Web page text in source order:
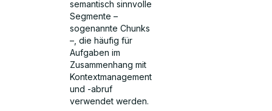
semantisch sinnvolle
Segmente –
sogenannte Chunks
–, die häufig für
Aufgaben im
Zusammenhang mit
Kontextmanagement
und -abruf
verwendet werden.